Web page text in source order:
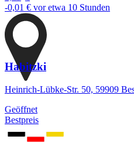
-0,01 € vor etwa 10 Stunden
Habitzki
Heinrich-Lübke-Str. 50, 59909
Geöffnet
Bestpreis